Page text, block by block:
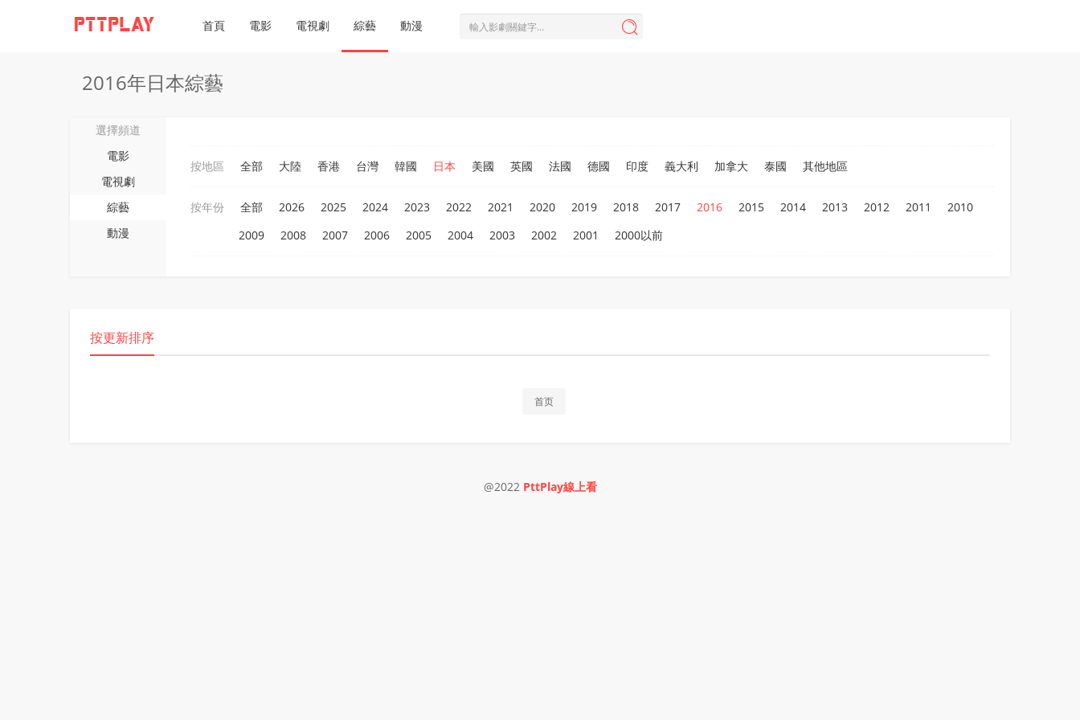
首頁 電影 電視劇 綜藝 動漫 
2016年日本綜藝
選擇頻道
電影
電視劇
綜藝
動漫
按地區 全部 大陸 香港 台灣 韓國 日本 美國 英國 法國 德國 印度 義大利 加拿大 泰國 其他地區
按年份 全部 2026 2025 2024 2023 2022 2021 2020 2019 2018 2017 2016 2015 2014 2013 2012 2011
2010
2009
2008 2007 2006 2005 2004 2003 2002 2001 2000以前
按更新排序
首页
@2022 PttPlay線上看